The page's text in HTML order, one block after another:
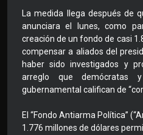
La medida llega después de
anunciara el lunes, como
creación de un fondo de casi
compensar a aliados del
haber sido investigados y
arreglo que demócratas
gubernamental califican de
El “Fondo Antiarma Política”
1.776 millones de dólares